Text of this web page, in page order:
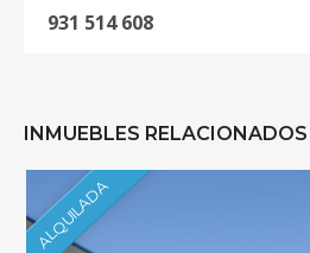
931 514 608
INMUEBLES RELACIONADOS
ALQUILADA